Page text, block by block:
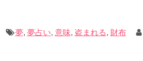
夢, 夢占い, 意味, 盗まれる, 財布